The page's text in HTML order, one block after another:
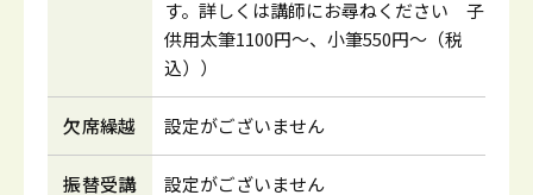
す。詳しくは講師にお尋ねください 子
供用太筆1100円～、小筆550円～（税
込））
欠席繰越 設定がございません
振替受講 設定がございません